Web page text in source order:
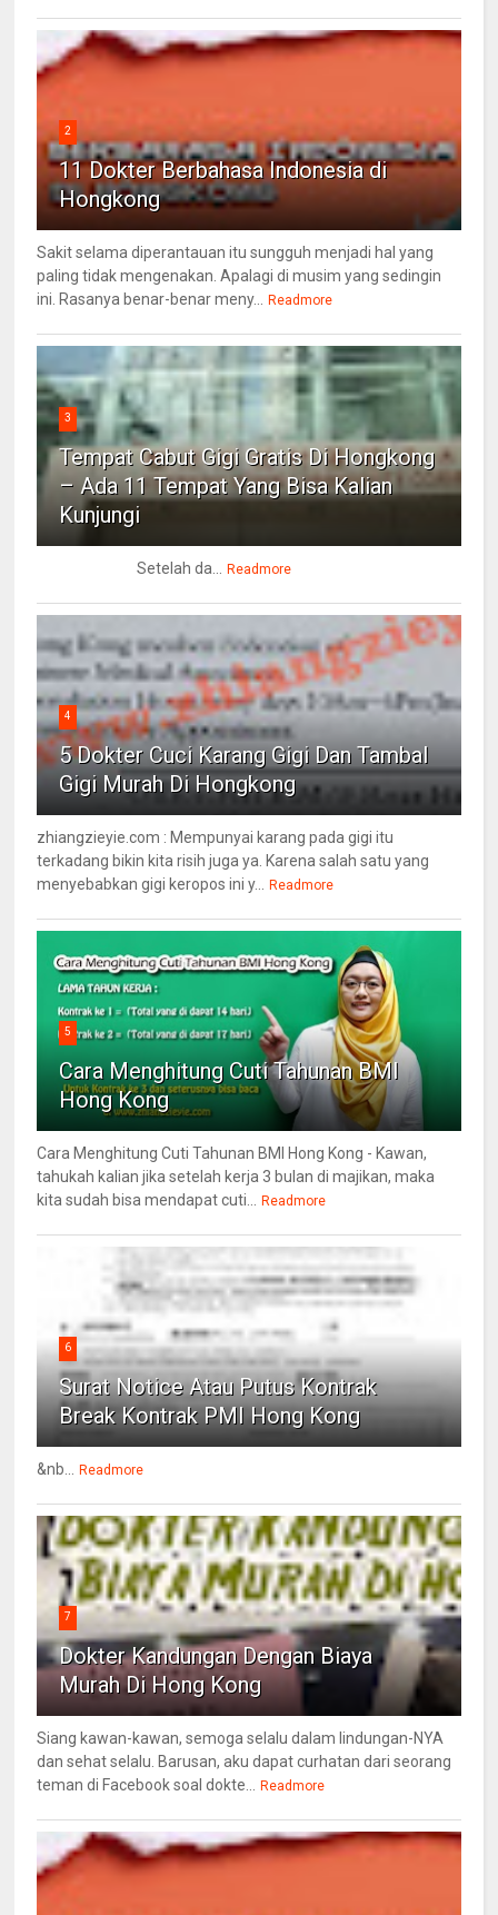
2
11 Dokter Berbahasa Indonesia di
Hongkong
Sakit selama diperantauan itu sungguh menjadi hal yang
paling tidak mengenakan. Apalagi di musim yang sedingin
ini. Rasanya benar-benar meny... Readmore
3
Tempat Cabut Gigi Gratis Di Hongkong
– Ada 11 Tempat Yang Bisa Kalian
Kunjungi
Setelah da... Readmore
4
5 Dokter Cuci Karang Gigi Dan Tambal
Gigi Murah Di Hongkong
zhiangzieyie.com : Mempunyai karang pada gigi itu
terkadang bikin kita risih juga ya. Karena salah satu yang
menyebabkan gigi keropos ini y... Readmore
5
Cara Menghitung Cuti Tahunan BMI
Hong Kong
Cara Menghitung Cuti Tahunan BMI Hong Kong - Kawan,
tahukah kalian jika setelah kerja 3 bulan di majikan, maka
kita sudah bisa mendapat cuti... Readmore
6
Surat Notice Atau Putus Kontrak
Break Kontrak PMI Hong Kong
&nb... Readmore
7
Dokter Kandungan Dengan Biaya
Murah Di Hong Kong
Siang kawan-kawan, semoga selalu dalam lindungan-NYA
dan sehat selalu. Barusan, aku dapat curhatan dari seorang
teman di Facebook soal dokte... Readmore